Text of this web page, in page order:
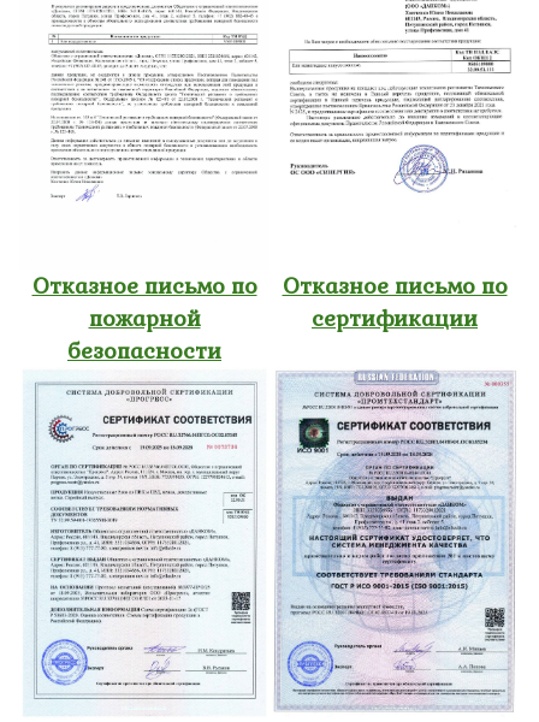
Отказное письмо по
пожарной
безопасности
Отказное письмо по
сертификации